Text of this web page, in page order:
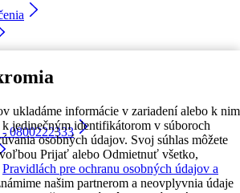
ukladáme informácie v zariadení alebo k nim
jedinečným identifikátorom v súboroch
osobných údajov. Svoj súhlas môžete
Prijať alebo Odmietnuť všetko,
Pravidlách pre ochranu osobných údajov a
našim partnerom a neovplyvnia údaje
0800222333